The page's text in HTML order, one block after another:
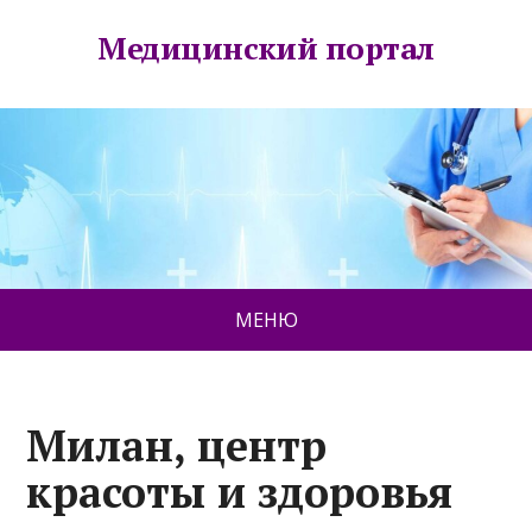
Медицинский портал
МЕНЮ
Милан, центр
красоты и здоровья